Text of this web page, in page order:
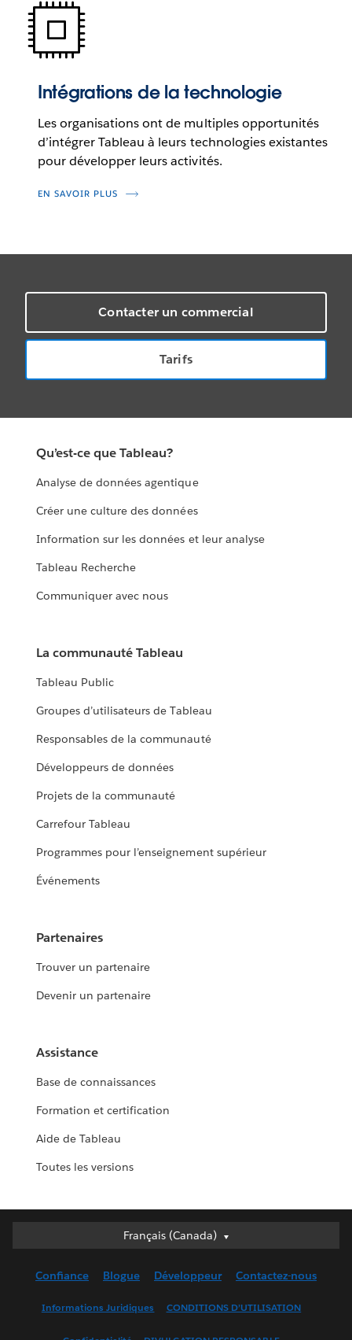
Intégrations de la technologie
Les organisations ont de multiples opportunités
d’intégrer Tableau à leurs technologies existantes
pour développer leurs activités.
EN SAVOIR PLUS
Contacter un commercial
Tarifs
Qu’est-ce que Tableau?
Analyse de données agentique
Créer une culture des données
Information sur les données et leur analyse
Tableau Recherche
Communiquer avec nous
La communauté Tableau
Tableau Public
Groupes d’utilisateurs de Tableau
Responsables de la communauté
Développeurs de données
Projets de la communauté
Carrefour Tableau
Programmes pour l’enseignement supérieur
Événements
Partenaires
Trouver un partenaire
Devenir un partenaire
Assistance
Base de connaissances
Formation et certification
Aide de Tableau
Toutes les versions
Français (Canada)
Français (Canada)
English (UK)
Confiance Blogue Développeur Contactez-nous
Informations Juridiques CONDITIONS D’UTILISATION